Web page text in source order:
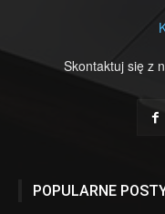
Skontaktuj się z
POPULARNE